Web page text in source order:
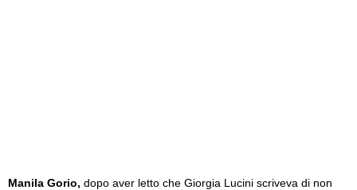
Manila Gorio, dopo aver letto che Giorgia Lucini scriveva di non